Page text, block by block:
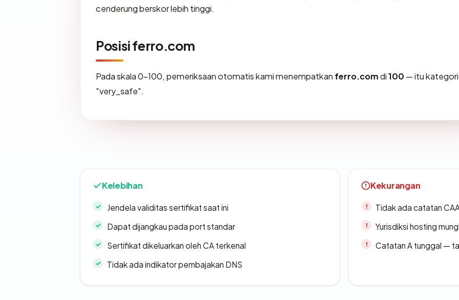
cenderung berskor lebih tinggi.
Posisi ferro.com
Pada skala 0-100, pemeriksaan otomatis kami menempatkan ferro.comdi100 — itu kategori
"very_safe".
Kelebihan
Jendela validitas sertifikat saat ini
Dapat dijangkau pada port standar
Sertifikat dikeluarkan oleh CA terkenal
Tidak ada indikator pembajakan DNS
Kekurangan
Tidak ada catatan
Yurisdiksi hosting
Catatan A tunggal —